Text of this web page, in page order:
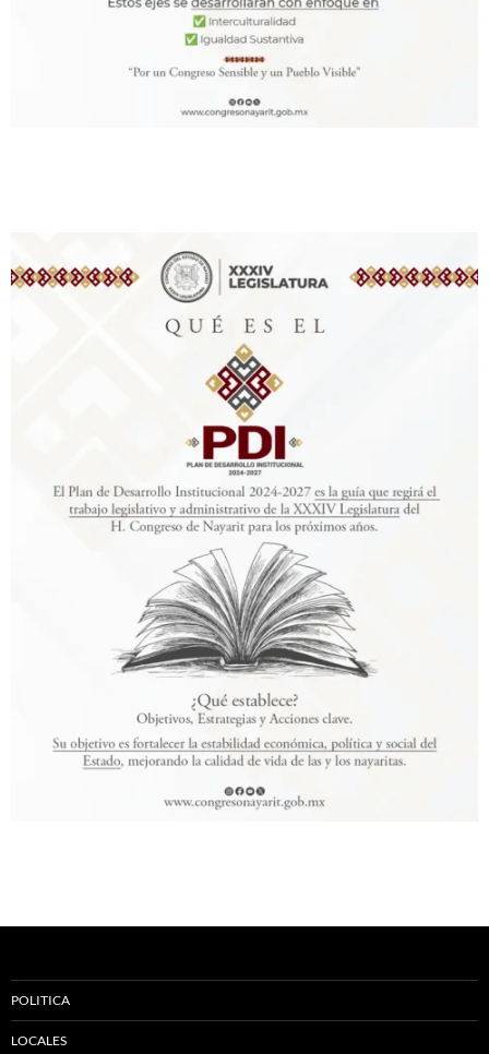
POLITICA
LOCALES